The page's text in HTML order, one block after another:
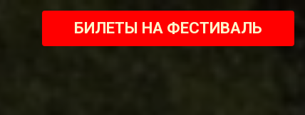
БИЛЕТЫ НА ФЕСТИВАЛЬ